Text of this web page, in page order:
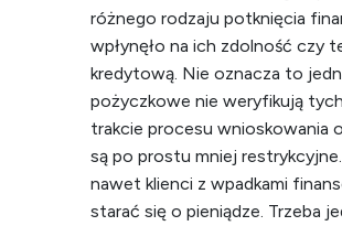
różnego rodzaju potknięcia
wpłynęło na ich zdolność czy
kredytową. Nie oznacza to
pożyczkowe nie weryfikują
trakcie procesu wnioskowania
są po prostu mniej
nawet klienci z wpadkami
starać się o pieniądze. Trzeba